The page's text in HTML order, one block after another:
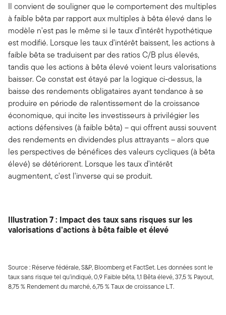
Il convient de souligner que le comportement des multiples
à faible bêta par rapport aux multiples à bêta élevé dans le
modèle n'est pas le même si le taux d’intérêt hypothétique
est modifié. Lorsque les taux d'intérêt baissent, les actions à
faible bêta se traduisent par des ratios C/B plus élevés,
tandis que les actions à bêta élevé voient leurs valorisations
baisser. Ce constat est étayé par la logique ci-dessus, la
baisse des rendements obligataires ayant tendance à se
produire en période de ralentissement de la croissance
économique, qui incite les investisseurs à privilégier les
actions défensives (à faible bêta) – qui offrent aussi souvent
des rendements en dividendes plus attrayants – alors que
les perspectives de bénéfices des valeurs cycliques (à bêta
élevé) se détériorent. Lorsque les taux d'intérêt
augmentent, c'est l'inverse qui se produit.
Illustration 7 : Impact des taux sans risques sur les
valorisations d’actions à bêta faible et élevé
Source : Réserve fédérale, S&P, Bloomberg et FactSet. Les données sont le
taux sans risque tel qu’indiqué, 0,9 Faible bêta, 1,1 Bêta élevé, 37,5 % Payout,
8,75 % Rendement du marché, 6,75 % Taux de croissance LT.